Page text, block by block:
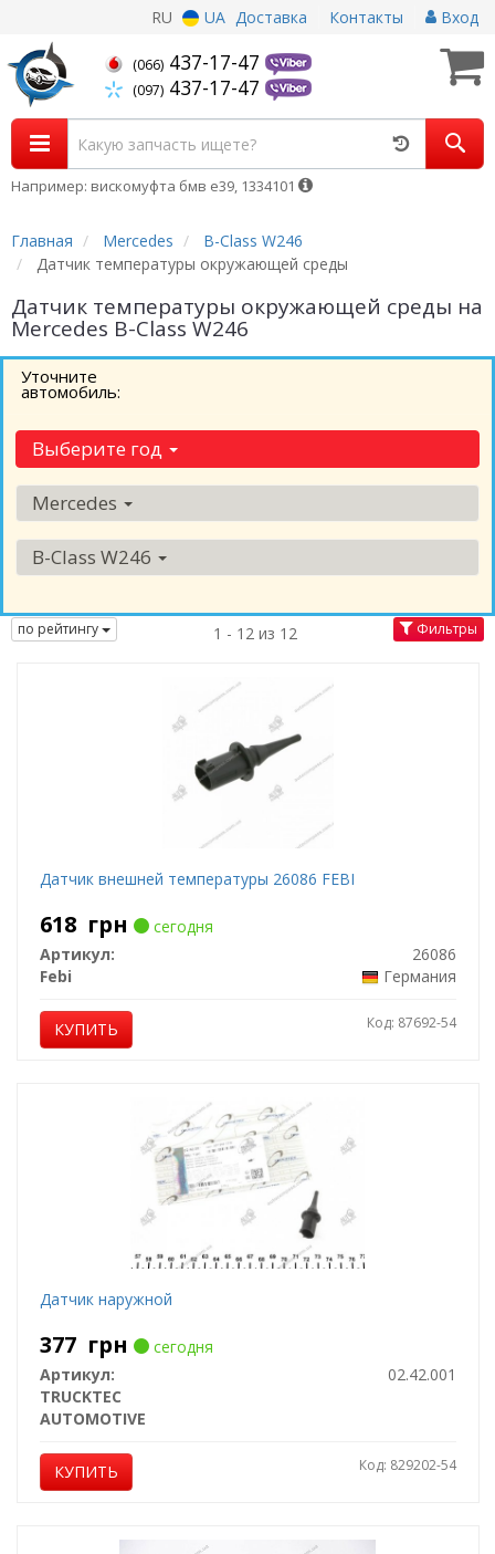
RU UA Доставка Контакты Вход
(066) 437-17-47
(097) 437-17-47
Например: вискомуфта бмв е39, 1334101
Главная Mercedes
B-Class W246
Датчик температуры окружающей среды
Датчик температуры окружающей среды на
Mercedes B-Class W246
Уточните
автомобиль:
Выберите год
Mercedes
B-Class W246
по рейтингу 1 - 12 из 12 Фильтры
Датчик внешней температуры 26086 FEBI
618 грн
сегодня
Артикул:
26086
Febi
Германия
КУПИТЬ Код: 87692-54
Датчик наружной
377 грн
сегодня
Артикул:
02.42.001
TRUCKTEC
AUTOMOTIVE
КУПИТЬ Код: 829202-54